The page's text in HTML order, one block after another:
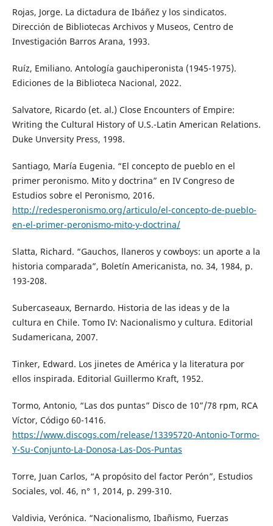
Rojas, Jorge. La dictadura de Ibáñez y los sindicatos.
Dirección de Bibliotecas Archivos y Museos, Centro de
Investigación Barros Arana, 1993.
Ruíz, Emiliano. Antología gauchiperonista (1945-1975).
Ediciones de la Biblioteca Nacional, 2022.
Salvatore, Ricardo (et. al.) Close Encounters of Empire:
Writing the Cultural History of U.S.-Latin American Relations.
Duke Unversity Press, 1998.
Santiago, María Eugenia. “El concepto de pueblo en el
primer peronismo. Mito y doctrina” en IV Congreso de
Estudios sobre el Peronismo, 2016.
http://redesperonismo.org/articulo/el-concepto-de-pueblo-
en-el-primer-peronismo-mito-y-doctrina/
Slatta, Richard. “Gauchos, llaneros y cowboys: un aporte a la
historia comparada”, Boletín Americanista, no. 34, 1984, p.
193-208.
Subercaseaux, Bernardo. Historia de las ideas y de la
cultura en Chile. Tomo IV: Nacionalismo y cultura. Editorial
Sudamericana, 2007.
Tinker, Edward. Los jinetes de América y la literatura por
ellos inspirada. Editorial Guillermo Kraft, 1952.
Tormo, Antonio, “Las dos puntas” Disco de 10”/78 rpm, RCA
Víctor, Código 60-1416.
https://www.discogs.com/release/13395720-Antonio-Tormo-
Y-Su-Conjunto-La-Donosa-Las-Dos-Puntas
Torre, Juan Carlos, “A propósito del factor Perón”, Estudios
Sociales, vol. 46, n° 1, 2014, p. 299-310.
Valdivia, Verónica. “Nacionalismo, Ibañismo, Fuerzas